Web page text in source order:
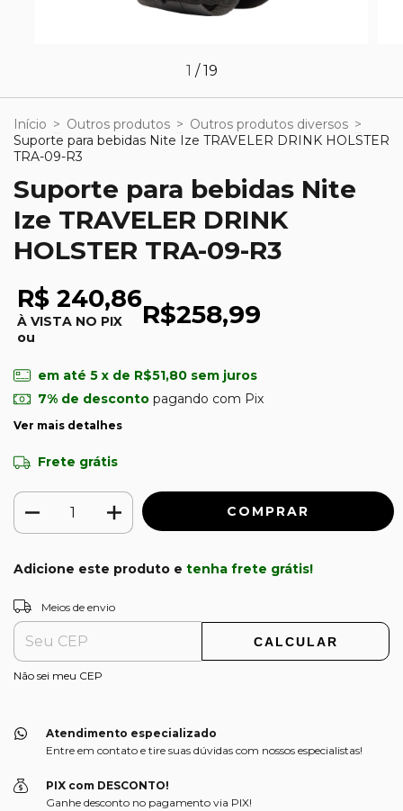
1 /19
Início > Outros produtos > Outros produtos diversos >
Suporte para bebidas Nite Ize TRAVELER DRINK HOLSTER
TRA-09-R3
Suporte para bebidas Nite
Ize TRAVELER DRINK
HOLSTER TRA-09-R3
R$ 240,86
À VISTA NO PIX
ou
R$258,99
em até 5 x de R$51,80 sem juros
7% de descontopagando com Pix
Ver mais detalhes
Frete grátis
Adicione este produto e tenha frete grátis!
Entregas para o CEP:
Meios de envio
CALCULAR
Não sei meu CEP
Atendimento especializado
Entre em contato e tire suas dúvidas com nossos especialistas!
PIX com DESCONTO!
Ganhe desconto no pagamento via PIX!